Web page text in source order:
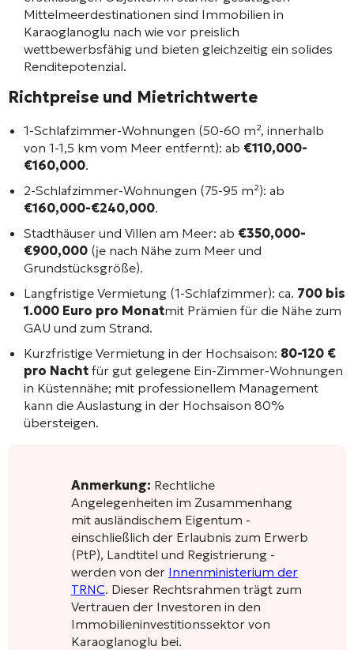
Mittelmeerdestinationen sind Immobilien in
Karaoglanoglu nach wie vor preislich
wettbewerbsfähig und bieten gleichzeitig ein solides
Renditepotenzial.
Richtpreise und Mietrichtwerte
1-Schlafzimmer-Wohnungen (50-60 m², innerhalb
von 1-1,5 km vom Meer entfernt): ab €110,000-
€160,000.
2-Schlafzimmer-Wohnungen (75-95 m²): ab
€160,000-€240,000.
Stadthäuser und Villen am Meer: ab €350,000-
€900,000 (je nach Nähe zum Meer und
Grundstücksgröße).
Langfristige Vermietung (1-Schlafzimmer): ca. 700 bis
1.000 Euro pro Monatmit Prämien für die Nähe zum
GAU und zum Strand.
Kurzfristige Vermietung in der Hochsaison: 80-120 €
pro Nacht für gut gelegene Ein-Zimmer-Wohnungen
in Küstennähe; mit professionellem Management
kann die Auslastung in der Hochsaison 80%
übersteigen.
Anmerkung: Rechtliche
Angelegenheiten im Zusammenhang
mit ausländischem Eigentum -
einschließlich der Erlaubnis zum Erwerb
(PtP), Landtitel und Registrierung -
werden von der Innenministerium der
TRNC. Dieser Rechtsrahmen trägt zum
Vertrauen der Investoren in den
Immobilieninvestitionssektor von
Karaoglanoglu bei.